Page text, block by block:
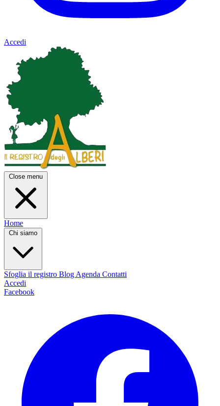
Accedi
Close menu
Home
Chi siamo
Sfoglia il registro Blog Agenda Contatti
Accedi
Facebook